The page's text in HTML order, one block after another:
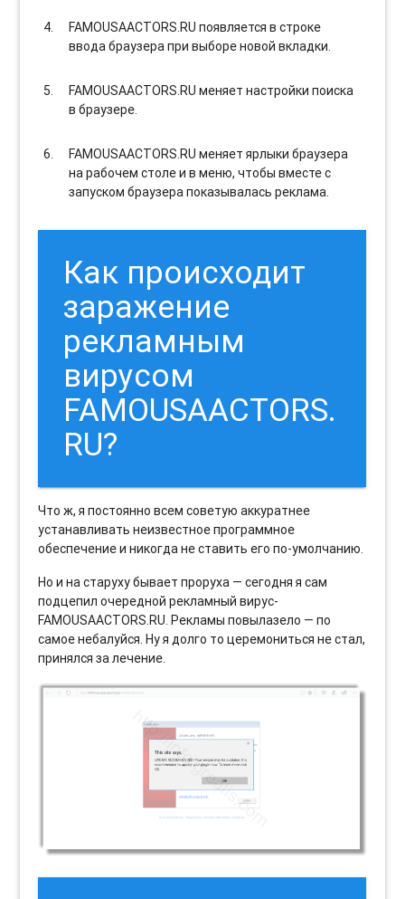
FAMOUSAACTORS.RU появляется в строке
ввода браузера при выборе новой вкладки.
FAMOUSAACTORS.RU меняет настройки поиска
в браузере.
FAMOUSAACTORS.RU меняет ярлыки браузера
на рабочем столе и в меню, чтобы вместе с
запуском браузера показывалась реклама.
Как происходит
заражение
рекламным
вирусом
FAMOUSAACTORS.
RU?
Что ж, я постоянно всем советую аккуратнее
устанавливать неизвестное программное
обеспечение и никогда не ставить его по-умолчанию.
Но и на старуху бывает проруха — сегодня я сам
подцепил очередной рекламный вирус-
FAMOUSAACTORS.RU. Рекламы повылазело — по
самое небалуйся. Ну я долго то церемониться не стал,
принялся за лечение.